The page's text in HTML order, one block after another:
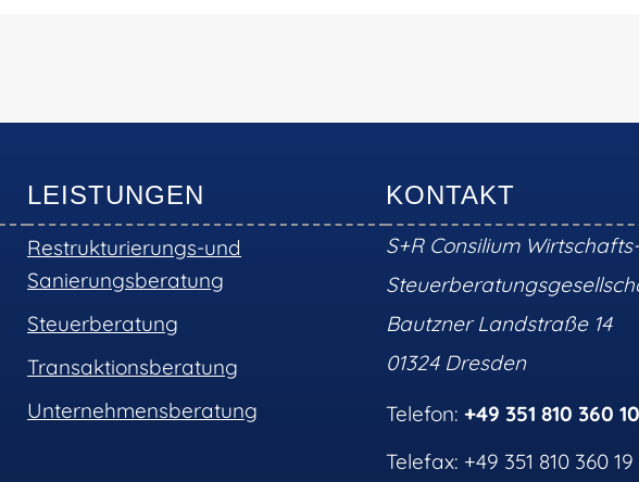
LEISTUNGEN
Restrukturierungs-und
Sanierungsberatung
Steuerberatung
Transaktionsberatung
Unternehmensberatung
KONTAKT
S+R Consilium
Bautzner Landstraße 14
01324 Dresden
Telefon: +49 351 810 360 10
Telefax: +49 351 810 360 19